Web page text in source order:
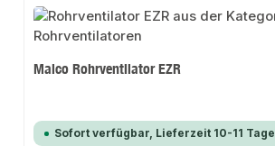
Maico Rohrventilator EZR
Sofort verfügbar, Lieferzeit 10-11 Tage